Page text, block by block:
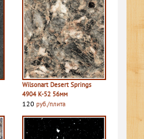
Wilsonart Desert Springs
4904 K-52 56мм
120 руб./плита